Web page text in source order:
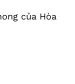
của Hòa